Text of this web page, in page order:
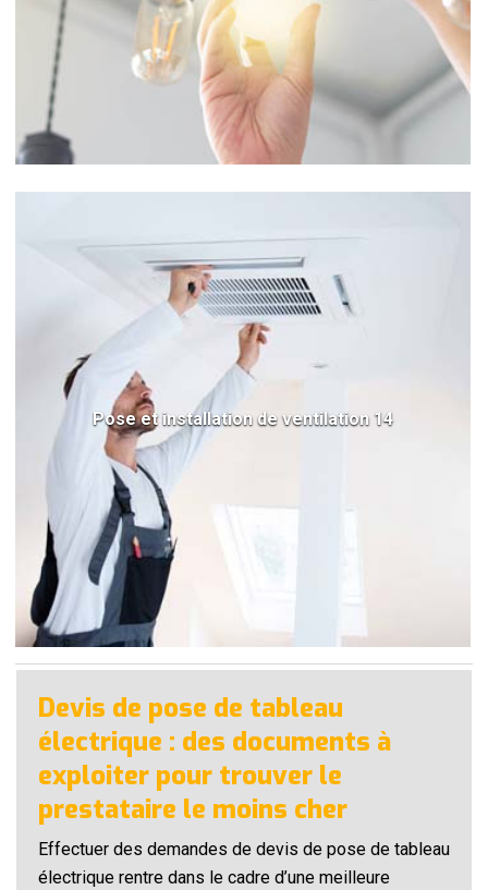
Pose et installation de ventilation 14
Devis de pose de tableau
électrique : des documents à
exploiter pour trouver le
prestataire le moins cher
Effectuer des demandes de devis de pose de tableau
électrique rentre dans le cadre d’une meilleure